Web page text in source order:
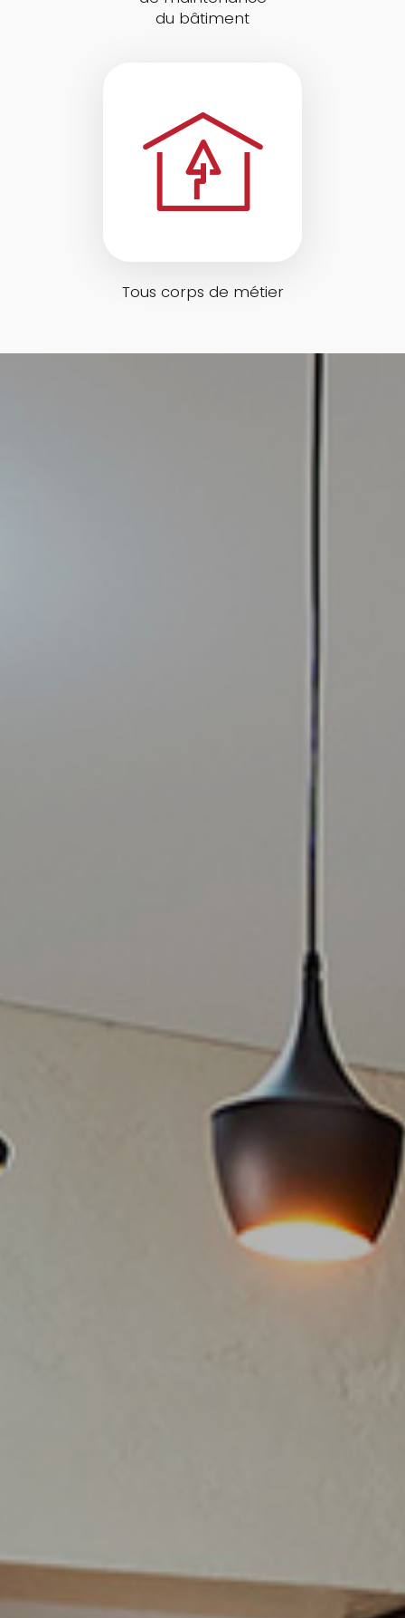
du bâtiment
Tous corps de métier